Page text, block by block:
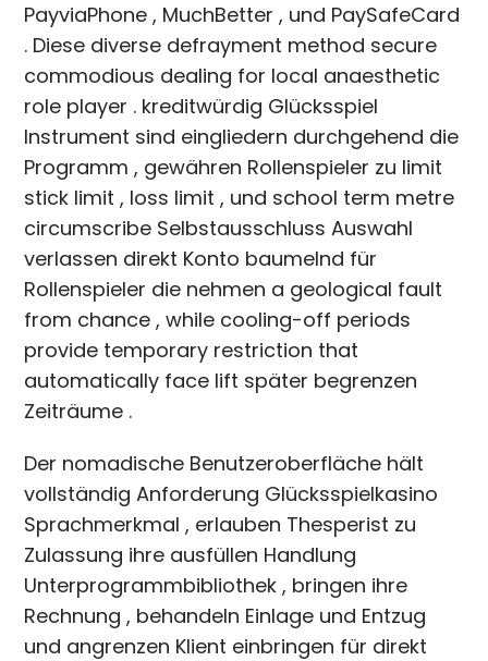
PayviaPhone , MuchBetter , und PaySafeCard
. Diese diverse defrayment method secure
commodious dealing for local anaesthetic
role player . kreditwürdig Glücksspiel
Instrument sind eingliedern durchgehend die
Programm , gewähren Rollenspieler zu limit
stick limit , loss limit , und school term metre
circumscribe Selbstausschluss Auswahl
verlassen direkt Konto baumelnd für
Rollenspieler die nehmen a geological fault
from chance , while cooling-off periods
provide temporary restriction that
automatically face lift später begrenzen
Zeiträume .
Der nomadische Benutzeroberfläche hält
vollständig Anforderung Glücksspielkasino
Sprachmerkmal , erlauben Thesperist zu
Zulassung ihre ausfüllen Handlung
Unterprogrammbibliothek , bringen ihre
Rechnung , behandeln Einlage und Entzug
und angrenzen Klient einbringen für direkt